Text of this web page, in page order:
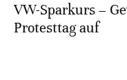
VW-Sparkurs –
Protesttag auf